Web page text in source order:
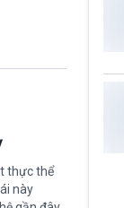
thực thể
này